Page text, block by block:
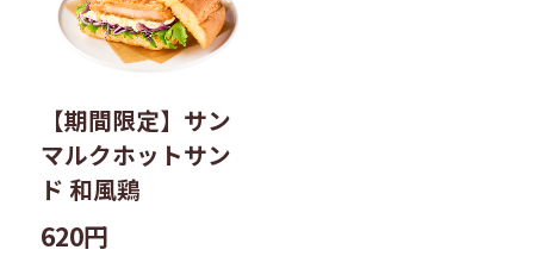
【期間限定】サン
マルクホットサン
ド 和風鶏
620円